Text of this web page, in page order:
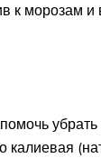
к морозам
убрать
калиевая